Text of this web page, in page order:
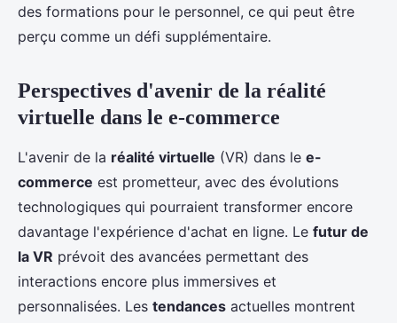
des formations pour le personnel, ce qui peut être
perçu comme un défi supplémentaire.
Perspectives d'avenir de la réalité
virtuelle dans le e-commerce
L'avenir de la réalité virtuelle (VR) dans le e-
commerce est prometteur, avec des évolutions
technologiques qui pourraient transformer encore
davantage l'expérience d'achat en ligne. Le futur de
la VR prévoit des avancées permettant des
interactions encore plus immersives et
personnalisées. Les tendances actuelles montrent